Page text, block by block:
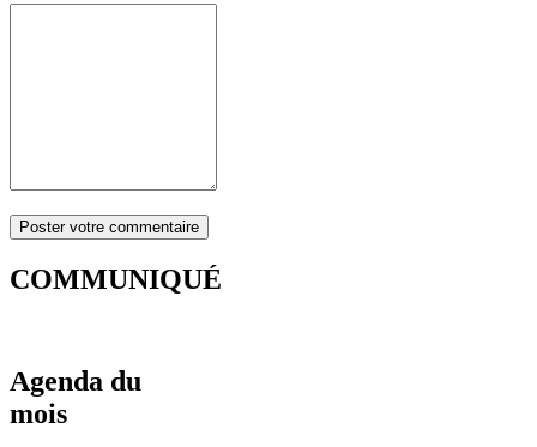
COMMUNIQUÉ
Agenda du
mois